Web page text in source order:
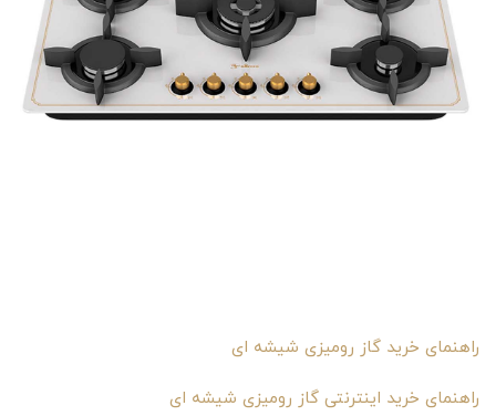
راهنمای خرید گاز رومیزی شیشه ای
راهنمای خرید اینترنتی گاز رومیزی شیشه ای